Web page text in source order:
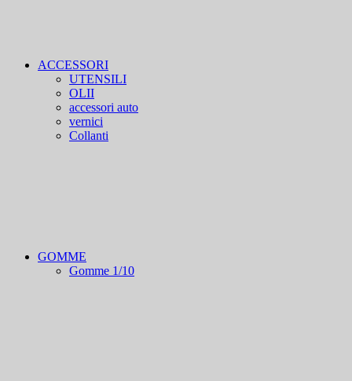
ACCESSORI
UTENSILI
OLII
accessori auto
vernici
Collanti
GOMME
Gomme 1/10